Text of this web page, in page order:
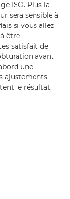
ISO. Plus la
sera sensible à
si vous allez
être
satisfait de
avant
une
ajustements
le résultat.